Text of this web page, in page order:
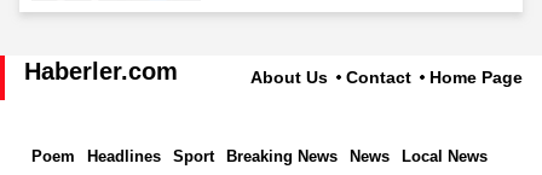
Haberler.com About Us Contact Home Page
Poem Headlines Sport Breaking News News Local News